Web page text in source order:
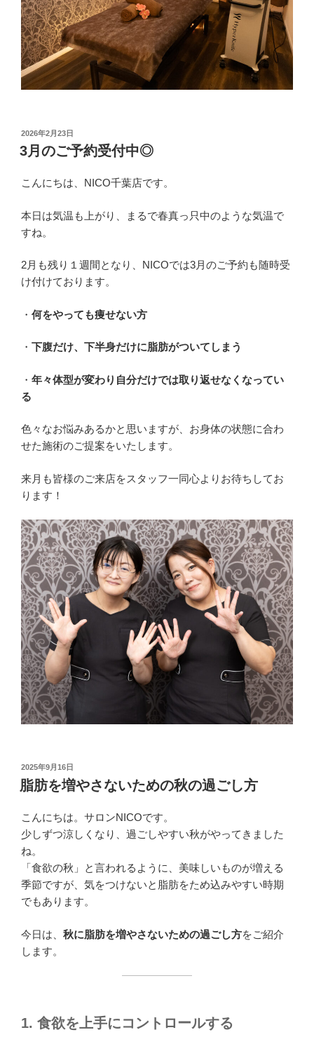
投
稿
日:
2026年2月23日
3月のご予約受付中◎
こんにちは、NICO千葉店です。
本日は気温も上がり、まるで春真っ只中のような気温で
すね。
2月も残り１週間となり、NICOでは3月のご予約も随時受
け付けております。
・ 何をやっても痩せない方
・ 下腹だけ、下半身だけに脂肪がついてしまう
・ 年々体型が変わり自分だけでは取り返せなくなってい
る
色々なお悩みあるかと思いますが、お身体の状態に合わ
せた施術のご提案をいたします。
来月も皆様のご来店をスタッフ一同心よりお待ちしてお
ります！
投
稿
日:
2025年9月16日
脂肪を増やさないための秋の過ごし方
こんにちは。サロンNICOです。
少しずつ涼しくなり、過ごしやすい秋がやってきました
ね。
「食欲の秋」と言われるように、美味しいものが増える
季節ですが、気をつけないと脂肪をため込みやすい時期
でもあります。
今日は、 秋に脂肪を増やさないための過ごし方をご紹介
します。
1. 食欲を上手にコントロールする